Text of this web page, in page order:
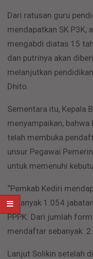
Dari ratusan guru
mendapatkan SK P3K,
mengabdi diatas 15
dan putrinya akan
melanjutkan
Dhito.
Sementara itu, Kepala
menyampaikan,
telah membuka
unsur Pegawai
untuk memenuhi
“Pemkab Kediri
sebanyak 1.054
PPPK. Dari jumlah
mendaftar sebanyak
Lanjut Solikin setelah